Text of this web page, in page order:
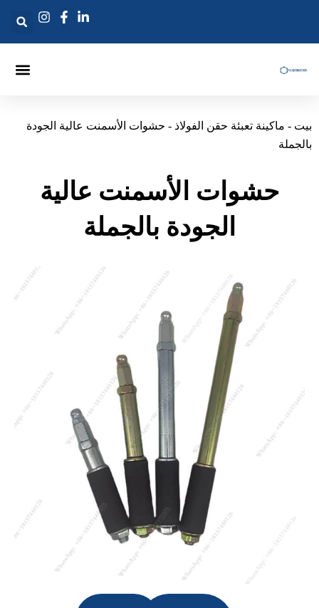
-ماكينة تعبئة حقن الفولاذ-حشوات الأسمنت عالية الجودة
حشوات الأسمنت عالية
الجودة بالجملة